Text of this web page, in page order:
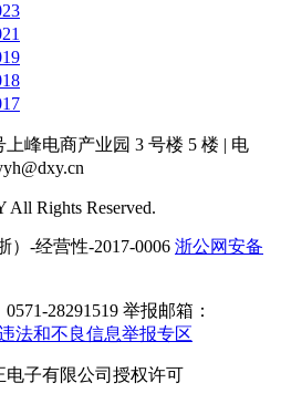
峰电商产业园 3 号楼 5 楼 | 电
Rights Reserved.
）-经营性-2017-0006 浙公网安备
28291519 举报邮箱：
法和不良信息举报专区
子有限公司授权许可